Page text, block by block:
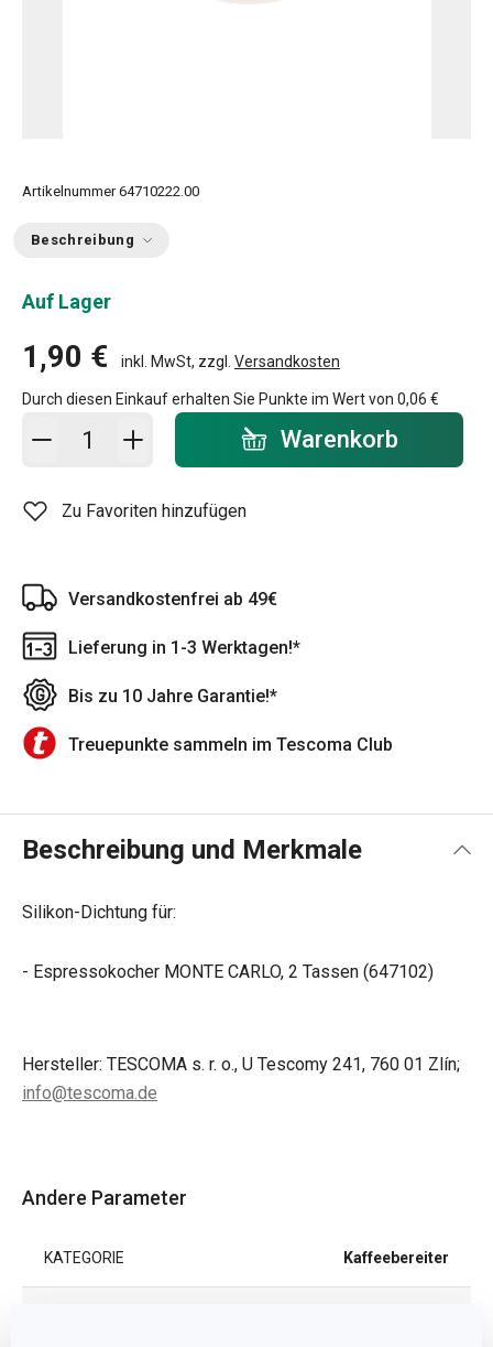
Artikelnummer 64710222.00
Beschreibung
Auf Lager
1,90 € inkl. MwSt, zzgl. Versandkosten
Durch diesen Einkauf erhalten Sie Punkte im Wert von 0,06 €
In den Warenkorb - Menge Warenkorb
Zu Favoriten hinzufügen
Versandkostenfrei ab 49€
Lieferung in 1-3 Werktagen!*
Bis zu 10 Jahre Garantie!*
Treuepunkte sammeln im Tescoma Club
Beschreibung und Merkmale
Silikon-Dichtung für:
- Espressokocher MONTE CARLO, 2 Tassen (647102)
Hersteller: TESCOMA s. r. o., U Tescomy 241, 760 01 Zlín;
info@tescoma.de
Andere Parameter
KATEGORIE Kaffeebereiter